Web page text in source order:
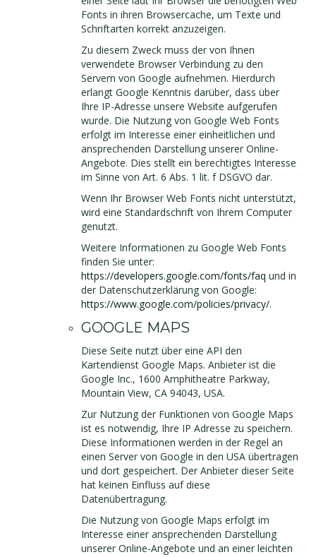
Fonts in ihren Browsercache, um Texte und
Schriftarten korrekt anzuzeigen.
Zu diesem Zweck muss der von Ihnen
verwendete Browser Verbindung zu den
Servern von Google aufnehmen. Hierdurch
erlangt Google Kenntnis darüber, dass über
Ihre IP-Adresse unsere Website aufgerufen
wurde. Die Nutzung von Google Web Fonts
erfolgt im Interesse einer einheitlichen und
ansprechenden Darstellung unserer Online-
Angebote. Dies stellt ein berechtigtes Interesse
im Sinne von Art. 6 Abs. 1 lit. f DSGVO dar.
Wenn Ihr Browser Web Fonts nicht unterstützt,
wird eine Standardschrift von Ihrem Computer
genutzt.
Weitere Informationen zu Google Web Fonts
finden Sie unter:
https://developers.google.com/fonts/faq und in
der Datenschutzerklärung von Google:
https://www.google.com/policies/privacy/.
GOOGLE MAPS
Diese Seite nutzt über eine API den
Kartendienst Google Maps. Anbieter ist die
Google Inc., 1600 Amphitheatre Parkway,
Mountain View, CA 94043, USA.
Zur Nutzung der Funktionen von Google Maps
ist es notwendig, Ihre IP Adresse zu speichern.
Diese Informationen werden in der Regel an
einen Server von Google in den USA übertragen
und dort gespeichert. Der Anbieter dieser Seite
hat keinen Einfluss auf diese
Datenübertragung.
Die Nutzung von Google Maps erfolgt im
Interesse einer ansprechenden Darstellung
unserer Online-Angebote und an einer leichten